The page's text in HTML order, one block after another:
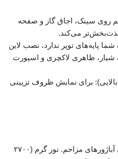
روی سینک، اجاق گاز و صفحه
لذت‌بخش‌تر می‌کند.
پایه‌های توپر ندارد، نصب لاین
شیار، ظاهری لاکچری و اسپورت
برای نمایش ظروف تزیینی
تخت خواب: جایگزین ایده‌آل برای آباژورهای مزاحم. نور گرم (۲۷۰۰